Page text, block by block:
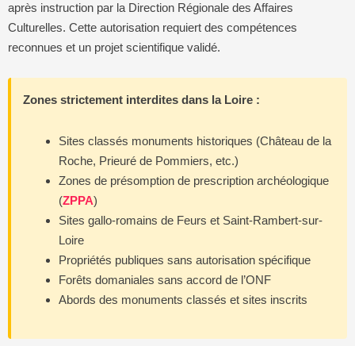
après instruction par la Direction Régionale des Affaires
Culturelles. Cette autorisation requiert des compétences
reconnues et un projet scientifique validé.
Zones strictement interdites dans la Loire :
Sites classés monuments historiques (Château de la
Roche, Prieuré de Pommiers, etc.)
Zones de présomption de prescription archéologique
(ZPPA)
Sites gallo-romains de Feurs et Saint-Rambert-sur-
Loire
Propriétés publiques sans autorisation spécifique
Forêts domaniales sans accord de l’ONF
Abords des monuments classés et sites inscrits